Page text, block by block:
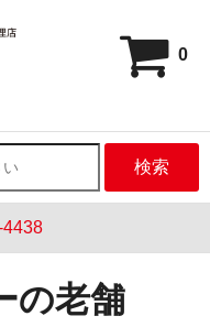
0
検索
の老舗